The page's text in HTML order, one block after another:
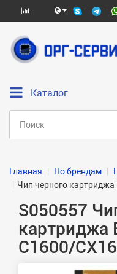
Каталог
Главная По брендам
Чип черного картриджа
S050557
картриджа
C1600/